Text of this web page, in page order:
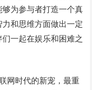
为参与者打造一个真
和思维方面做出一定
一起在娱乐和困难之
网时代的新宠，最重